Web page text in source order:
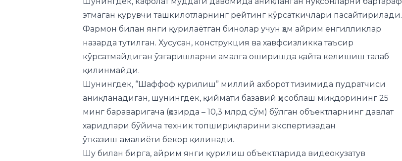
этмаган қурувчи ташкилотларнинг рейтинг кўрсаткичлари пасайтирилади.
Фармон билан янги қурилаётган бинолар учун ҳам айрим енгилликлар
назарда тутилган. Хусусан, конструкция ва хавфсизликка таъсир
кўрсатмайдиган ўзгаришларни амалга оширишда қайта келишиш талаб
қилинмайди.
Шунингдек, “Шаффоф қурилиш” миллий ахборот тизимида пудратчиси
аниқланадиган, шунингдек, қиймати базавий ҳисоблаш миқдорининг 25
минг бараваригача (ҳозирда – 10,3 млрд сўм) бўлган объектларнинг давлат
харидлари бўйича техник топшириқларини экспертизадан
ўтказиш амалиёти бекор қилинади.
Шу билан бирга, айрим янги қурилиш объектларида видеокузатув